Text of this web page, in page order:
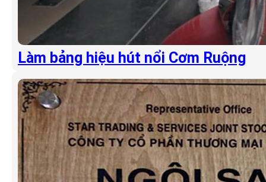
Làm bảng hiệu hút nổi Cơm Ruộng